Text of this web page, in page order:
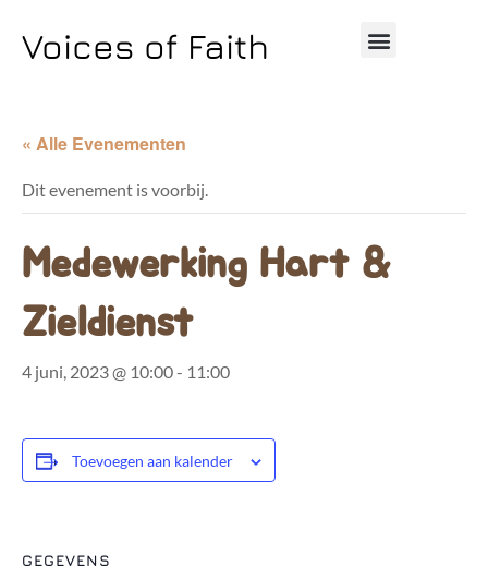
Voices of Faith
« Alle Evenementen
Dit evenement is voorbij.
Medewerking Hart &
Zieldienst
4 juni, 2023 @ 10:00- 11:00
Toevoegen aan kalender
GEGEVENS